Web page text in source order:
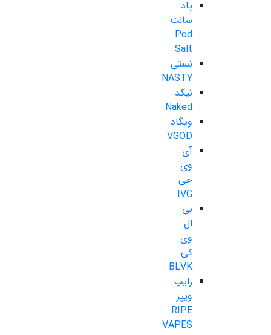
پاد
سالت
Pod
Salt
نستی
NASTY
نیکد
Naked
ویگاد
VGOD
آی
وی
جی
IVG
بی
ال
وی
کی
BLVK
رایپ
ویپز
RIPE
VAPES